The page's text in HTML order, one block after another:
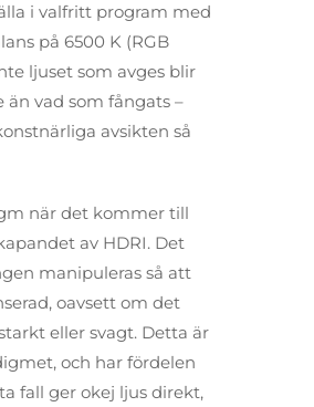
i valfritt program med
på 6500 K (RGB
ljuset som avges blir
än vad som fångats –
avsikten så
när det kommer till
av HDRI. Det
manipuleras så att
oavsett om det
eller svagt. Detta är
och har fördelen
fall ger okej ljus direkt,